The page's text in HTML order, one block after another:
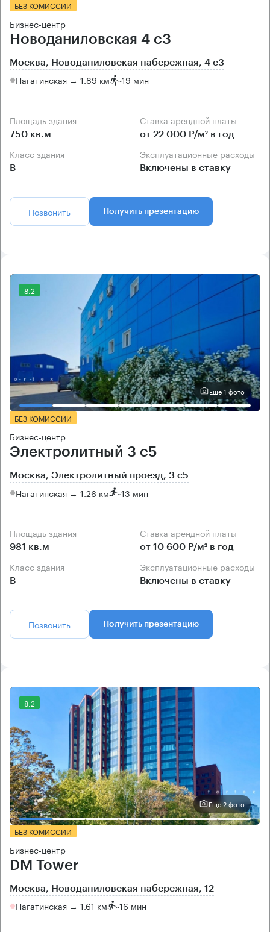
БЕЗ КОМИССИИ
Бизнес-центр
Новоданиловская 4 с3
Москва, Новоданиловская набережная, 4 с3
Нагатинская → 1.89 км ~19 мин
Площадь здания
750 кв.м
Ставка арендной платы
от 22 000 Р/м² в год
Класс здания
B
Эксплуатационные расходы
Включены в ставку
Позвонить Получить презентацию
8.2
Еще 1 фото
БЕЗ КОМИССИИ
Бизнес-центр
Электролитный 3 с5
Москва, Электролитный проезд, 3 с5
Нагатинская → 1.26 км ~13 мин
Площадь здания
981 кв.м
Ставка арендной платы
от 10 600 Р/м² в год
Класс здания
B
Эксплуатационные расходы
Включены в ставку
Позвонить Получить презентацию
8.2
Еще 2 фото
БЕЗ КОМИССИИ
Бизнес-центр
DM Tower
Москва, Новоданиловская набережная, 12
Нагатинская → 1.61 км ~16 мин